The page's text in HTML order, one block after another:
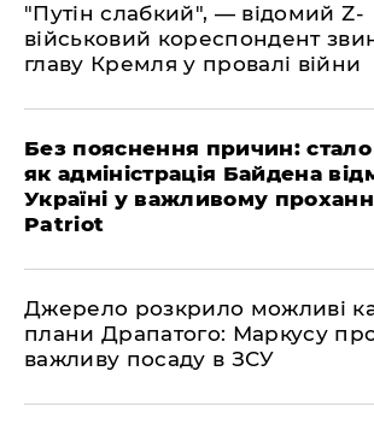
"Путін слабкий", — відомий Z-
військовий кореспондент
главу Кремля у провалі війни
​Без пояснення причин:
як адміністрація Байдена
Україні у важливому
Patriot
​Джерело розкрило можливі
плани Драпатого: Маркусу
важливу посаду в ЗСУ